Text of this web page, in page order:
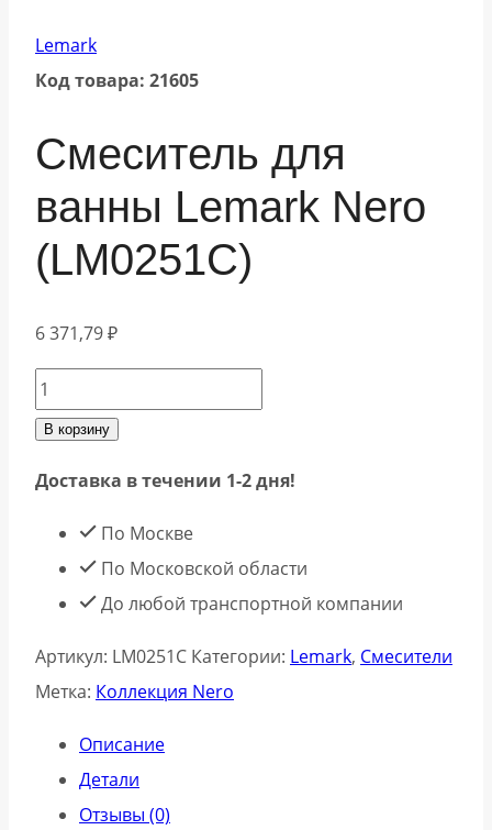
Lemark
Код товара: 21605
Смеситель для
ванны Lemark Nero
(LM0251C)
6 371,79₽
Количество
товара
для
ванны
Lemark
Nero
В корзину
Доставка в течении 1-2 дня!
По Москве
По Московской области
До любой транспортной компании
Артикул: LM0251C Категории: Lemark, Смесители
Метка: Коллекция Nero
Описание
Детали
Отзывы (0)